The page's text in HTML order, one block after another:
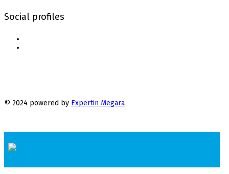
Social profiles
© 2024 powered by Expertin Megara